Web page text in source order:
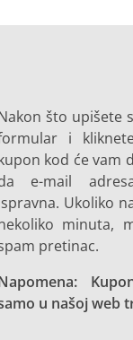
što upišete
i
kod će vam
e-mail
Ukoliko
minuta,
pretinac.
u našoj web